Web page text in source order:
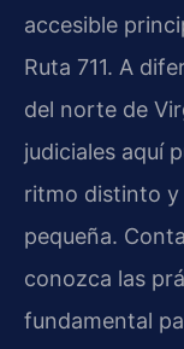
accesible
Ruta 711. A
del norte de
judiciales aquí
ritmo distinto y
pequeña.
conozca las
fundamental